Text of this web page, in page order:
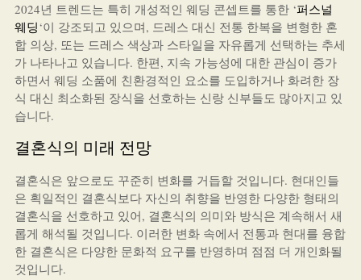
2024년 트렌드는 특히 개성적인 웨딩 콘셉트를 통한 ‘퍼스널
웨딩‘이 강조되고 있으며, 드레스 대신 전통 한복을 변형한 혼
합 의상, 또는 드레스 색상과 스타일을 자유롭게 선택하는 추세
가 나타나고 있습니다. 한편, 지속 가능성에 대한 관심이 증가
하면서 웨딩 소품에 친환경적인 요소를 도입하거나 화려한 장
식 대신 최소화된 장식을 선호하는 신랑 신부들도 많아지고 있
습니다.
결혼식의 미래 전망
결혼식은 앞으로도 꾸준히 변화를 거듭할 것입니다. 현대인들
은 획일적인 결혼식보다 자신의 취향을 반영한 다양한 형태의
결혼식을 선호하고 있어, 결혼식의 의미와 방식은 계속해서 새
롭게 해석될 것입니다. 이러한 변화 속에서 전통과 현대를 융합
한 결혼식은 다양한 문화적 요구를 반영하며 점점 더 개인화될
것입니다.